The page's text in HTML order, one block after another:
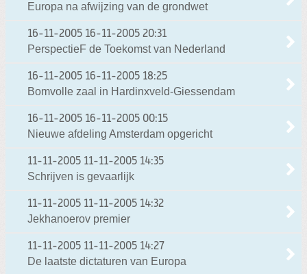
Europa na afwijzing van de grondwet
16-11-2005 16-11-2005 20:31
PerspectieF de Toekomst van Nederland
16-11-2005 16-11-2005 18:25
Bomvolle zaal in Hardinxveld-Giessendam
16-11-2005 16-11-2005 00:15
Nieuwe afdeling Amsterdam opgericht
11-11-2005 11-11-2005 14:35
Schrijven is gevaarlijk
11-11-2005 11-11-2005 14:32
Jekhanoerov premier
11-11-2005 11-11-2005 14:27
De laatste dictaturen van Europa